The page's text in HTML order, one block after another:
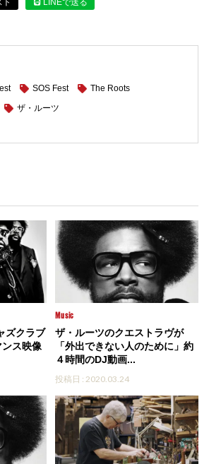
SOS Fest
The Roots
ザ・ルーツ
ズクラブ
ス映像
Music
ザ・ルーツのクエストラヴが
「外出できない人のために」約
４時間のDJ動画...
投稿日 : 2020.03.24